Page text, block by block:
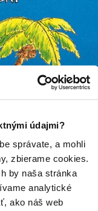
údajmi?
správate, a mohli
zbierame cookies.
by naša stránka
analytické
ako náš web